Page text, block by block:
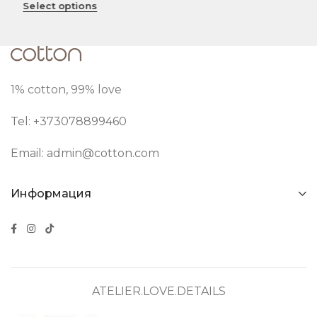
Select options
1% cotton, 99% love
Tel: +373078899460
Email: admin@cotton.com
Информация
ATELIER.LOVE.DETAILS